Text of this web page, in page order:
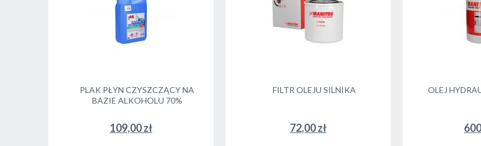
PLAK PŁYN CZYSZCZĄCY NA
BAZIE ALKOHOLU 70%
109,00 zł
FILTR OLEJU SILNIKA
72,00 zł
OLEJ